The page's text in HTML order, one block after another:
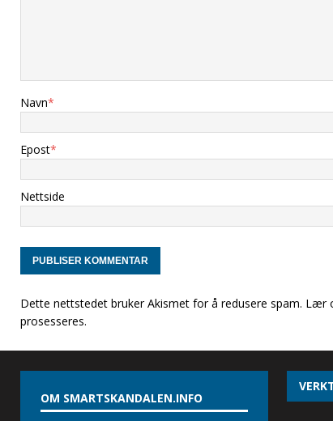
Navn*
Epost*
Nettside
Dette nettstedet bruker Akismet for å redusere spam. Lær
prosesseres.
OM SMARTSKANDALEN.INFO